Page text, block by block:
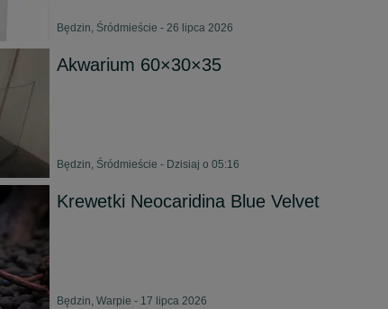
Będzin, Śródmieście - 26 lipca 2026
Akwarium 60×30×35
Będzin, Śródmieście - Dzisiaj o 05:16
Krewetki Neocaridina Blue Velvet
Będzin, Warpie - 17 lipca 2026